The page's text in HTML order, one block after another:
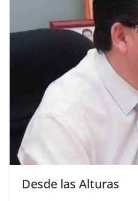
Desde las Alturas